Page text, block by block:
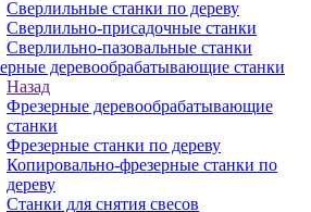
Сверлильные станки по дереву
Сверлильно-присадочные станки
Сверлильно-пазовальные станки
деревообрабатывающие станки
Назад
Фрезерные деревообрабатывающие
станки
Фрезерные станки по дереву
Копировально-фрезерные станки по
дереву
Станки для снятия свесов